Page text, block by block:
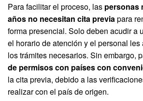
Para facilitar el proceso, las personas
años no necesitan cita previa para
forma presencial. Solo deben acudir a
el horario de atención y el personal les
los trámites necesarios. Sin embargo,
de permisos con países con
la cita previa, debido a las
realizar con el país de origen.